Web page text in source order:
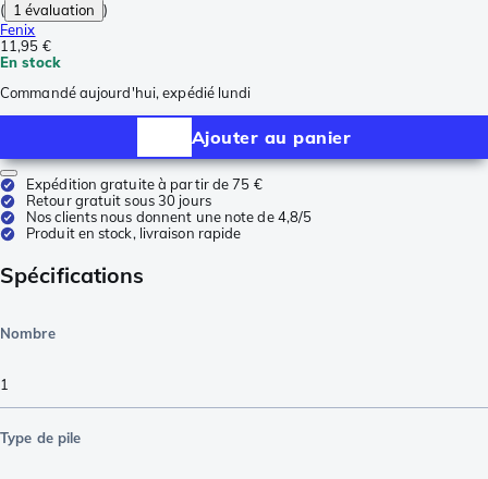
( 1 évaluation )
Fenix
11,95 €
En stock
Commandé aujourd'hui, expédié lundi
Ajouter au panier
Expédition gratuite à partir de 75 €
Retour gratuit sous 30 jours
Nos clients nous donnent une note de 4,8/5
Produit en stock, livraison rapide
Spécifications
Nombre
1
Type de pile